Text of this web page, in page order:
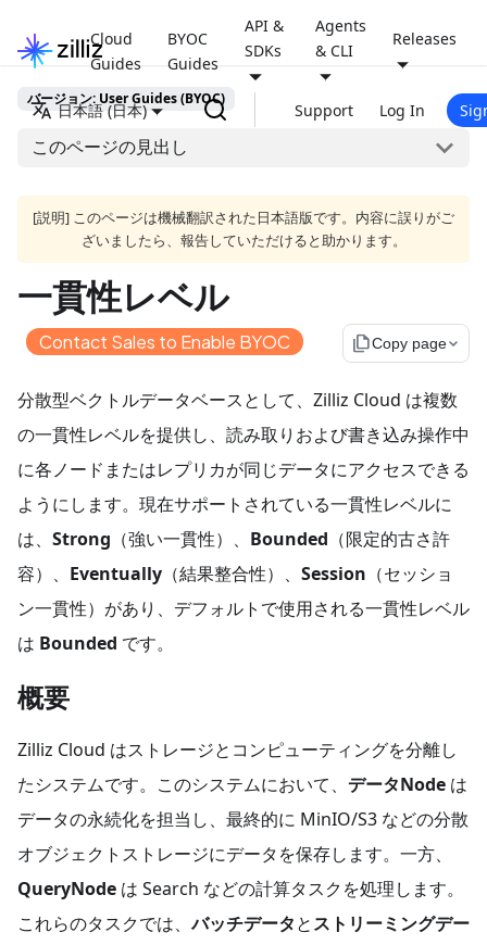
Cloud
Guides
BYOC
Guides
API &
SDKs
Agents
& CLI
Releases
日本語 (日本) Support Log In
バージョン: User Guides (BYOC)
このページの見出し
[説明] このページは機械翻訳された日本語版です。内容に誤りがご
ざいましたら、報告していただけると助かります。
一貫性レベル
Contact Sales to Enable BYOC file_copyCopy page
分散型ベクトルデータベースとして、Zilliz Cloud は複数
の一貫性レベルを提供し、読み取りおよび書き込み操作中
に各ノードまたはレプリカが同じデータにアクセスできる
ようにします。現在サポートされている一貫性レベルに
は、 Strong （強い一貫性）、 Bounded （限定的古さ許
容）、 Eventually （結果整合性）、 Session （セッショ
ン一貫性）があり、デフォルトで使用される一貫性レベル
は Bounded です。
概要
Zilliz Cloud はストレージとコンピューティングを分離し
たシステムです。このシステムにおいて、 データNode は
データの永続化を担当し、最終的に MinIO/S3 などの分散
オブジェクトストレージにデータを保存します。一方、
QueryNode は Search などの計算タスクを処理します。
これらのタスクでは、バッチデータとストリーミングデー